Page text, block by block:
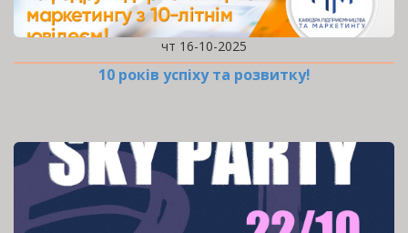
чт 16-10-2025
10 років успіху та розвитку!